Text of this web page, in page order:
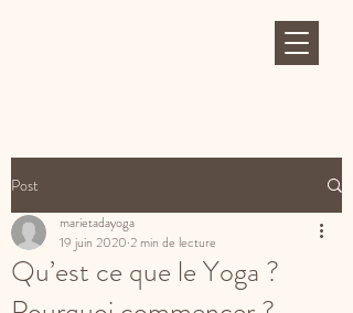
Post
Qu’est ce que le Yoga ?
marietadayoga
19 juin 2020 2 min de lecture